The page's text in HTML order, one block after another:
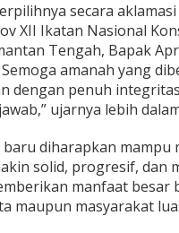
secara
XII Ikatan Nasional
Tengah, Bapak
Semoga amanah yang
dengan penuh
ujarnya lebih
diharapkan mampu
solid, progresif, dan
manfaat besar
maupun masyarakat